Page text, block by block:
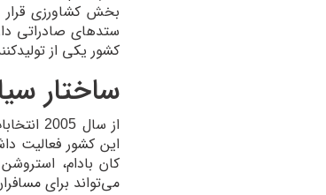
بخش کشاورزی قرار
ستدهای صادراتی
کشور یکی از
ساختار
از سال
این کشور فعالیت
کان بادام،
می‌تواند برای